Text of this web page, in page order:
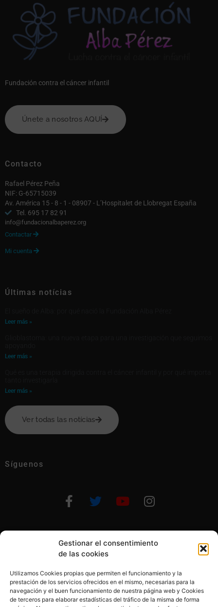
Gestionar el consentimiento
de las cookies
Utilizamos Cookies propias que permiten el funcionamiento y la
prestación de los servicios ofrecidos en el mismo, necesarias para la
navegación y el buen funcionamiento de nuestra página web y Cookies
de terceros para elaborar estadísticas del tráfico de la misma de forma
Fundación contra el cáncer infantil
Únete a nosotros AQUÍ
Contacto
Rafael Pérez Peña
NIF: G-65715039
Av. América 15 - 8 - 1 - 08907 - L’Hospitalet de Llobregat España
Tel. 695 17 82 91
info@fundacionalbaperez.org
Contactar 
Mi cuenta 
Últimas notícias
Leer más »
Leer más »
Leer más »
Ver todas las notícias
Síguenos
Otras formas de ayudar